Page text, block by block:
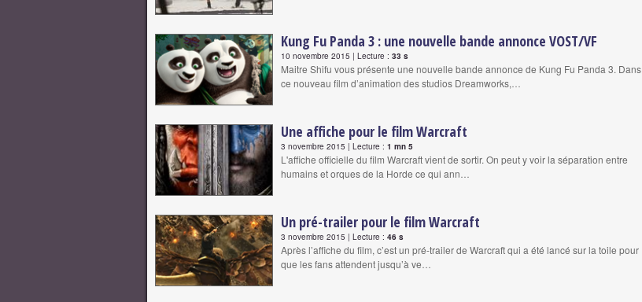
Kung Fu Panda 3 : une nouvelle bande annonce VOST/VF
10 novembre 2015 | Lecture : 33 s
Maitre Shifu vous présente une nouvelle bande annonce de Kung Fu Panda 3. Dans
ce nouveau film d’animation des studios Dreamworks,…
Une affiche pour le film Warcraft
3 novembre 2015 | Lecture : 1 mn 5
L'affiche officielle du film Warcraft vient de sortir. On peut y voir la séparation entre
humains et orques de la Horde ce qui ann…
Un pré-trailer pour le film Warcraft
3 novembre 2015 | Lecture : 46 s
Après l’affiche du film, c’est un pré-trailer de Warcraft qui a été lancé sur la toile pour
que les fans attendent jusqu’à ve…